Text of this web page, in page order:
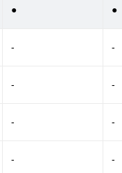
● ●
- -
- -
- -
- -